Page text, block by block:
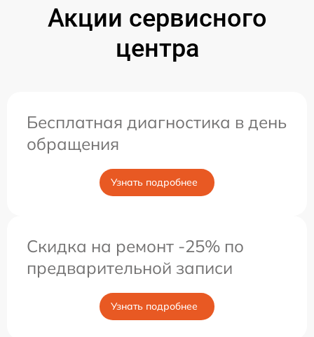
Акции сервисного
центра
Бесплатная диагностика в день
обращения
Узнать подробнее
Скидка на ремонт -25% по
предварительной записи
Узнать подробнее